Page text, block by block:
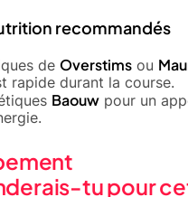
recommandés
de Overstims ou
rapide durant la course.
Baouw pour un
tu pour